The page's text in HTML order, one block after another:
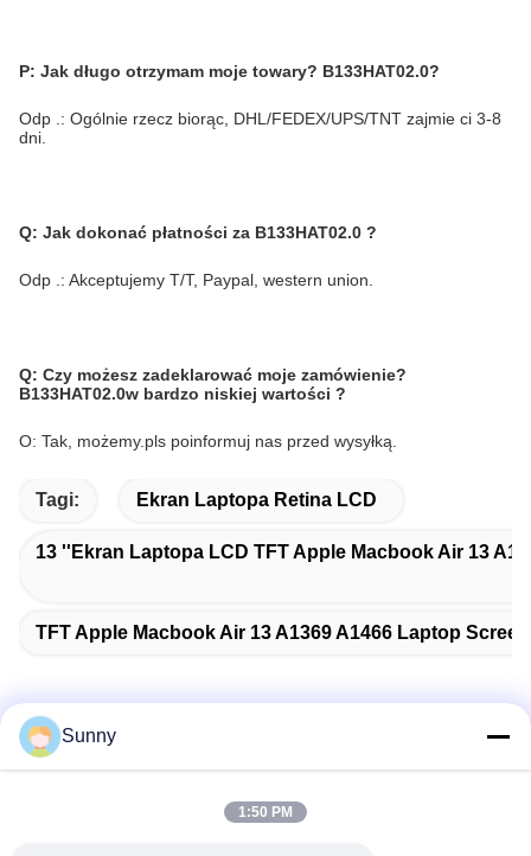
P: Jak długo otrzymam moje towary? B133HAT02.0?
Odp .: Ogólnie rzecz biorąc, DHL/FEDEX/UPS/TNT zajmie ci 3-8
dni.
Q: Jak dokonać płatności za B133HAT02.0 ?
Odp .: Akceptujemy T/T, Paypal, western union.
Q: Czy możesz zadeklarować moje zamówienie?
B133HAT02.0w bardzo niskiej wartości ?
O: Tak, możemy.pls poinformuj nas przed wysyłką.
Tagi: Ekran Laptopa Retina LCD
13 ''ekran Laptopa LCD TFT Apple Macbook Air 13
TFT Apple Macbook Air 13 A1369 A1466 Laptop
Sunny
1:50 PM